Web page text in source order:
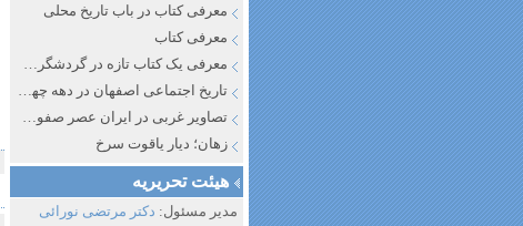
معرفی کتاب در باب تاریخ محلی
معرفی کتاب
معرفی یک کتاب تازه در گردشگری اصفهان
تاریخ اجتماعی اصفهان در دهه چهل و پنجاه از نگاه طنز نوروز جمشاد
تصاویر غربی در ایران عصر صفوی و قاجار
زهان؛ دیار یاقوت سرخ
هیئت تحریریه
مدیر مسئول: دکتر مرتضی نورائی